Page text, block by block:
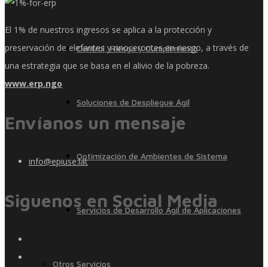
Control, Riesgo y Cumplimiento
Soluciones de Despliegue Ágil
Optimización de Ambientes de Sistema
Servicios de Desarrollo Ágil de Aplicaciones
Otros Servicios
El 1% de nuestros ingresos se aplica a la protección y
preservación de elefantes y rinocerontes en riesgo, a través de
una estrategia que se basa en el alivio de la pobreza.
www.erp.ngo
Envíanos un mensaje
info@epiuse.lat
Siguenos en Social Media